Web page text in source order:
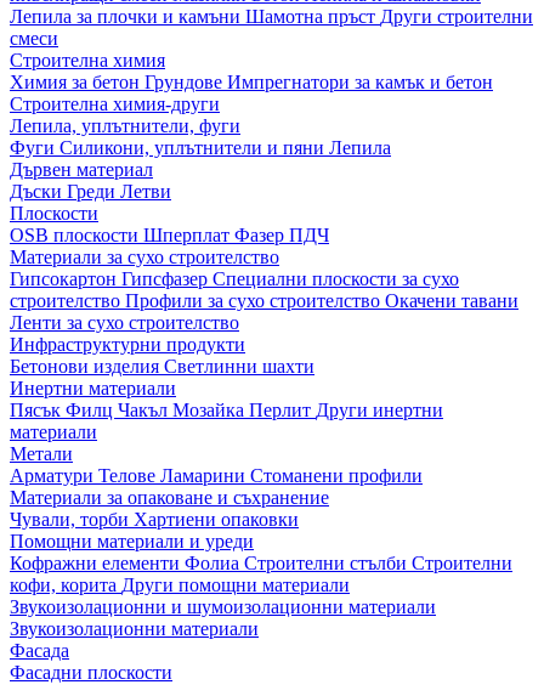
Лепила за плочки и камъни Шамотна пръст Други строителни
смеси
Строителна химия
Химия за бетон Грундове Импрегнатори за камък и бетон
Строителна химия-други
Лепила, уплътнители, фуги
Фуги Силикони, уплътнители и пяни Лепила
Дървен материал
Дъски Греди Летви
Плоскости
OSB плоскости Шперплат Фазер ПДЧ
Материали за сухо строителство
Гипсокартон Гипсфазер Специални плоскости за сухо
строителство Профили за сухо строителство Окачени тавани
Ленти за сухо строителство
Инфраструктурни продукти
Бетонови изделия Светлинни шахти
Инертни материали
Пясък Филц Чакъл Мозайкa Перлит Други инертни
материали
Метали
Арматури Телове Ламарини Стоманени профили
Материали за опаковане и съхранение
Чували, торби Хартиени опаковки
Помощни материали и уреди
Кофражни елементи Фолиа Строителни стълби Строителни
кофи, корита Други помощни материали
Звукоизолационни и шумоизолационни материали
Звукоизолационни материали
Фасада
Фасадни плоскости